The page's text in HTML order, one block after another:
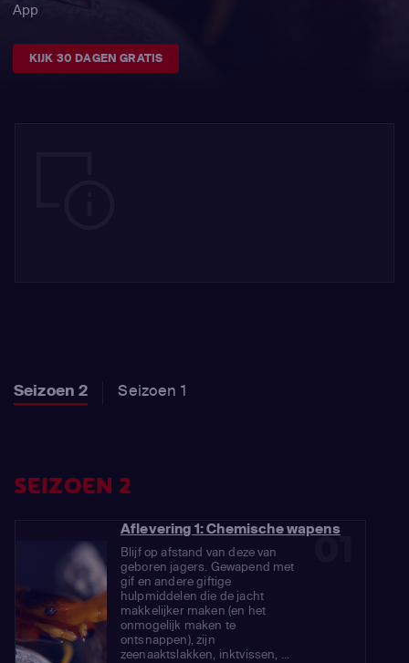
App
KIJK 30 DAGEN GRATIS
Seizoen 2 Seizoen 1
SEIZOEN 2
01
Aflevering 1: Chemische wapens
Blijf op afstand van deze van
geboren jagers. Gewapend met
gif en andere giftige
hulpmiddelen die de jacht
makkelijker maken (en het
onmogelijk maken te
ontsnappen), zijn
zeenaaktslakken, inktvissen, ...